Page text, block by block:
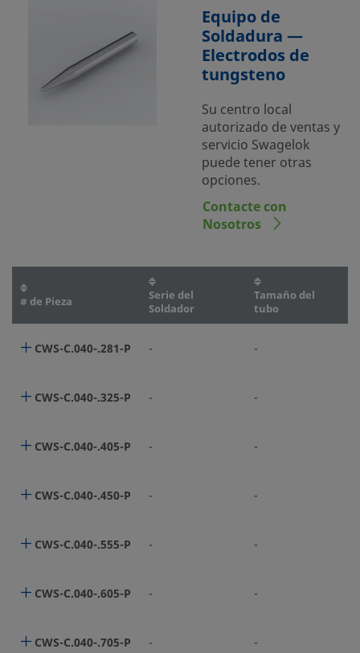
Equipo de
Soldadura —
Electrodos de
tungsteno
Su centro local
autorizado de ventas y
servicio Swagelok
puede tener otras
opciones.
Contacte con
Nosotros
# de Pieza
Serie del
Soldador
Tamaño del
tubo
CWS-C.040-.281-P - -
CWS-C.040-.325-P - -
CWS-C.040-.405-P - -
CWS-C.040-.450-P - -
CWS-C.040-.555-P - -
CWS-C.040-.605-P - -
CWS-C.040-.705-P - -